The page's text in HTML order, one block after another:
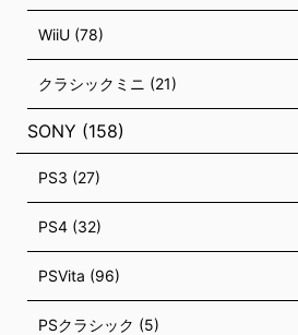
WiiU (78)
クラシックミニ (21)
SONY (158)
PS3 (27)
PS4 (32)
PSVita (96)
PSクラシック (5)